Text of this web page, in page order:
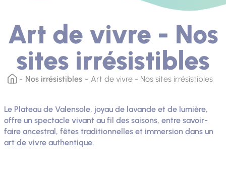
Art de vivre - Nos
sites irrésistibles
Nos irrésistibles Art de vivre - Nos sites irrésistibles
Le Plateau de Valensole, joyau de lavande et de lumière,
offre un spectacle vivant au fil des saisons, entre savoir-
faire ancestral, fêtes traditionnelles et immersion dans un
art de vivre authentique.